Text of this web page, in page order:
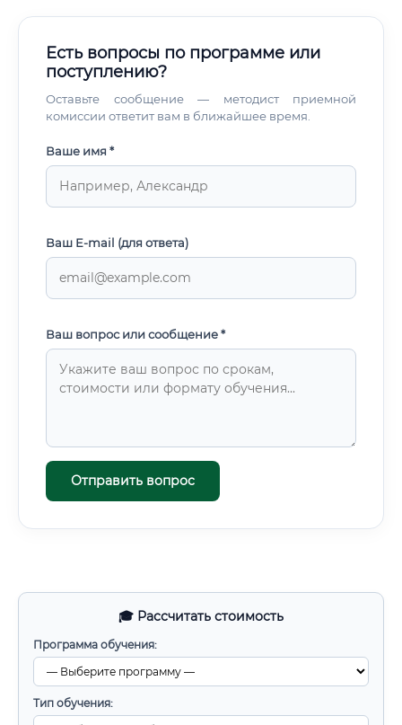
🎓 Рассчитать стоимость
Программа обучения:
Тип обучения:
Есть вопросы по программе или
поступлению?
Оставьте сообщение — методист приемной
комиссии ответит вам в ближайшее время.
Ваше имя *
Ваш E-mail (для ответа)
Ваш вопрос или сообщение *
Отправить вопрос